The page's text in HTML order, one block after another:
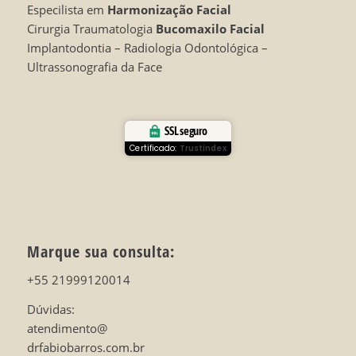
Especilista em Harmonização Facial
Cirurgia Traumatologia Bucomaxilo Facial
Implantodontia – Radiologia Odontológica –
Ultrassonografia da Face
SSL seguro
Certificado: Trustindex
Marque sua consulta:
+55 21999120014
Dúvidas:
atendimento@
drfabiobarros.com.br